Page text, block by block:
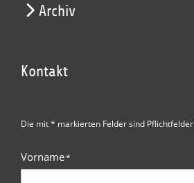
Archiv
Kontakt
Die mit * markierten Felder sind Pflichtfelder
Vorname*